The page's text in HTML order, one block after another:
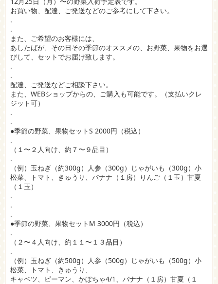
お買い物、配達、ご発送などのご参考にして下さい。
.
.
また、ご希望のお客様には、
あしたばが、その日その季節のオススメの、お野菜、果物をお選
びして、セットでお届け致します。
.
.
配達、ご発送などご相談下さい。
また、WEBショップからの、ご購入も可能です。（支払いクレ
ジット可）
.
.
●季節の野菜、果物セットS 2000円（税込）
.
（１〜２人向け、約７〜９品目）
.
（例）玉ねぎ（約300g）人参（300g）じゃがいも（300g）小
松菜、トマト、きゅうり、バナナ（１房）りんご（１玉）甘夏
（１玉）
.
.
.
●季節の野菜、果物セットM 3000円（税込）
.
（２〜４人向け、約１１〜１３品目）
.
（例）玉ねぎ（約500g）人参（500g）じゃがいも（500g）小
松菜、トマト、きゅうり、
キャベツ、ピーマン、かぼちゃ4/1、バナナ（１房）甘夏（１